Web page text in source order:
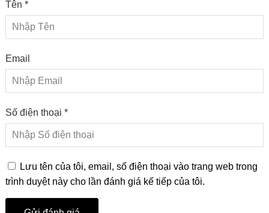
Tên *
Email
Số điện thoại *
Lưu tên của tôi, email, số điện thoại vào trang web trong
trình duyệt này cho lần đánh giá kế tiếp của tôi.